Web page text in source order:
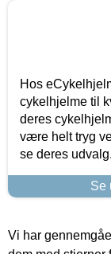
Hos
cykelhjelme til
deres
være helt tryg
se deres udvalg.
Se
Vi har